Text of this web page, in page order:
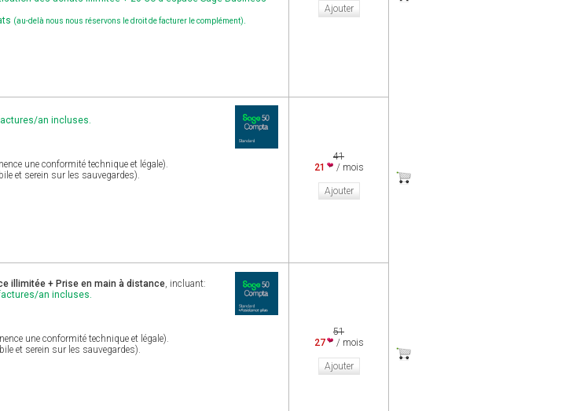
(au-delà nous nous réservons le droit de facturer le complément).
Ajouter
an incluses.
une conformité technique et légale).
et serein sur les sauvegardes).
41
21
/ mois
Ajouter
illimitée + Prise en main à distance, incluant:
an incluses.
une conformité technique et légale).
et serein sur les sauvegardes).
51
27
/ mois
Ajouter